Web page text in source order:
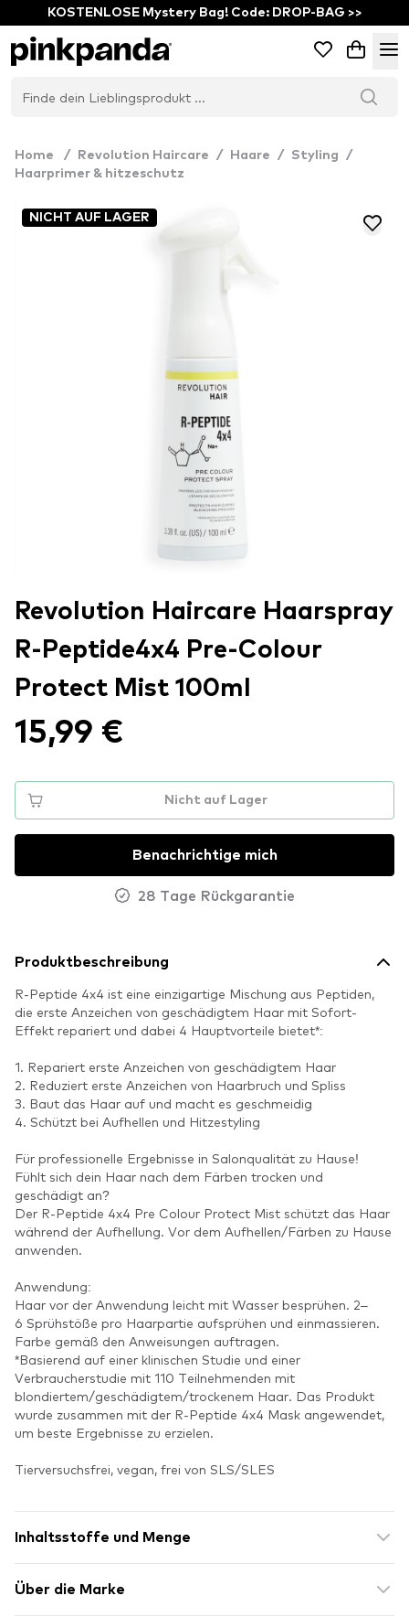
KOSTENLOSE Mystery Bag! Code: DROP-BAG >>
Home / Revolution Haircare / Haare / Styling
/
Haarprimer & hitzeschutz
NICHT AUF LAGER
Revolution Haircare Haarspray
R-Peptide4x4 Pre-Colour
Protect Mist 100ml
15,99 €
Nicht auf Lager
Benachrichtige mich
28 Tage Rückgarantie
Produktbeschreibung
R-Peptide 4x4 ist eine einzigartige Mischung aus Peptiden,
die erste Anzeichen von geschädigtem Haar mit Sofort-
Effekt repariert und dabei 4 Hauptvorteile bietet*:
1. Repariert erste Anzeichen von geschädigtem Haar
2. Reduziert erste Anzeichen von Haarbruch und Spliss
3. Baut das Haar auf und macht es geschmeidig
4. Schützt bei Aufhellen und Hitzestyling
Für professionelle Ergebnisse in Salonqualität zu Hause!
Fühlt sich dein Haar nach dem Färben trocken und
geschädigt an?
Der R-Peptide 4x4 Pre Colour Protect Mist schützt das Haar
während der Aufhellung. Vor dem Aufhellen/Färben zu Hause
anwenden.
Anwendung:
Haar vor der Anwendung leicht mit Wasser besprühen. 2–
6 Sprühstöße pro Haarpartie aufsprühen und einmassieren.
Farbe gemäß den Anweisungen auftragen.
*Basierend auf einer klinischen Studie und einer
Verbraucherstudie mit 110 Teilnehmenden mit
blondiertem/geschädigtem/trockenem Haar. Das Produkt
wurde zusammen mit der R-Peptide 4x4 Mask angewendet,
um beste Ergebnisse zu erzielen.
Tierversuchsfrei, vegan, frei von SLS/SLES
Inhaltsstoffe und Menge
Über die Marke